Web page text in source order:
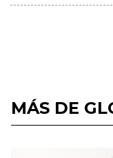
MÁS DE